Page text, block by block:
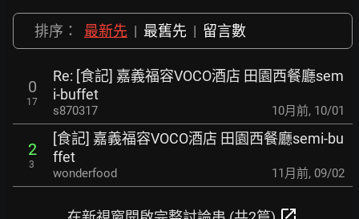
排序： 最新先 | 最舊先 | 留言數
0
17
Re: [食記] 嘉義福容VOCO酒店 田園西餐廳sem
i-buffet
s870317 10月前, 10/01
2
3
[食記] 嘉義福容VOCO酒店 田園西餐廳semi-bu
ffet
wonderfood 11月前, 09/02